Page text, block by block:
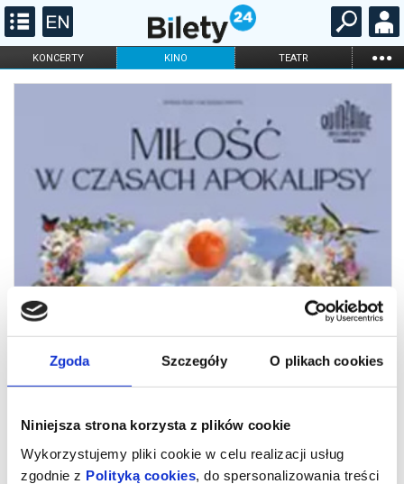
Zgoda Szczegóły O plikach cookies
Niniejsza strona korzysta z plików cookie
Wykorzystujemy pliki cookie w celu realizacji usług
zgodnie z Polityką cookies , do spersonalizowania treści
KONCERTY KINO TEATR ...
FILHARMONIA OPERA I BALET